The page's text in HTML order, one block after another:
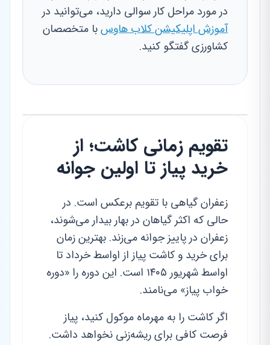
در مورد مراحل کار سوالی دارید، می‌توانید در
آموزش اپلیکیشن کلاب هاوسبا متخصصان
کشاورزی گفتگو کنید.
تقویم زمانی کاشت؛ از
خرید پیاز تا اولین جوانه
زعفران گیاهی با تقویم برعکس است. در
حالی که اکثر گیاهان در بهار بیدار می‌شوند،
زعفران در پاییز جوانه می‌زند. بهترین زمان
برای خرید و کاشت پیاز از اواسط خرداد تا
اواسط شهریور ۱۴۰۵ است. این دوره را «دوره
خواب پیاز» می‌نامند.
اگر کاشت را به مهرماه موکول کنید، پیاز
فرصت کافی برای ریشه‌زنی نخواهد داشت.